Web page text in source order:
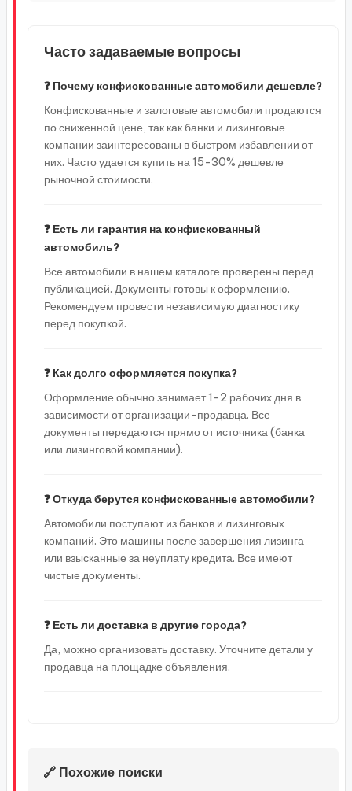
Часто задаваемые вопросы
❓ Почему конфискованные автомобили дешевле?
Конфискованные и залоговые автомобили продаются
по сниженной цене, так как банки и лизинговые
компании заинтересованы в быстром избавлении от
них. Часто удается купить на 15-30% дешевле
рыночной стоимости.
❓ Есть ли гарантия на конфискованный
автомобиль?
Все автомобили в нашем каталоге проверены перед
публикацией. Документы готовы к оформлению.
Рекомендуем провести независимую диагностику
перед покупкой.
❓ Как долго оформляется покупка?
Оформление обычно занимает 1-2 рабочих дня в
зависимости от организации-продавца. Все
документы передаются прямо от источника (банка
или лизинговой компании).
❓ Откуда берутся конфискованные автомобили?
Автомобили поступают из банков и лизинговых
компаний. Это машины после завершения лизинга
или взысканные за неуплату кредита. Все имеют
чистые документы.
❓ Есть ли доставка в другие города?
Да, можно организовать доставку. Уточните детали у
продавца на площадке объявления.
🔗 Похожие поиски